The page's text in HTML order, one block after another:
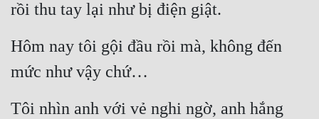
Quan Trường
Sảng Văn
rồi thu tay lại như bị điện giật.
Hôm nay tôi gội đầu rồi mà, không đến
mức như vậy chứ…
Tôi nhìn anh với vẻ nghi ngờ, anh hắng